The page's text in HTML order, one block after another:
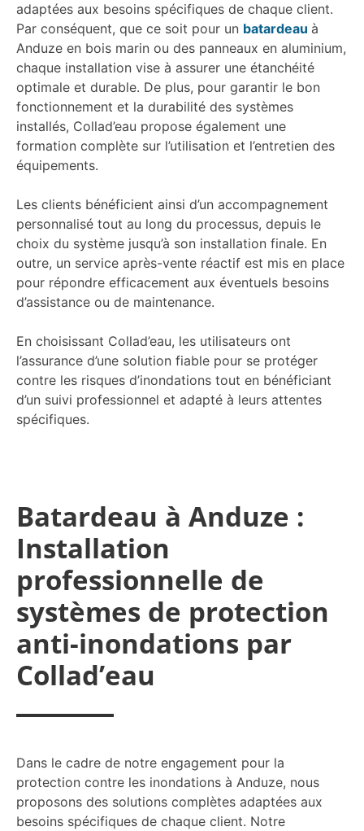
adaptées aux besoins spécifiques de chaque client.
Par conséquent, que ce soit pour un batardeau à
Anduze en bois marin ou des panneaux en aluminium,
chaque installation vise à assurer une étanchéité
optimale et durable. De plus, pour garantir le bon
fonctionnement et la durabilité des systèmes
installés, Collad’eau propose également une
formation complète sur l’utilisation et l’entretien des
équipements.
Les clients bénéficient ainsi d’un accompagnement
personnalisé tout au long du processus, depuis le
choix du système jusqu’à son installation finale. En
outre, un service après-vente réactif est mis en place
pour répondre efficacement aux éventuels besoins
d’assistance ou de maintenance.
En choisissant Collad’eau, les utilisateurs ont
l’assurance d’une solution fiable pour se protéger
contre les risques d’inondations tout en bénéficiant
d’un suivi professionnel et adapté à leurs attentes
spécifiques.
Batardeau à Anduze :
Installation
professionnelle de
systèmes de protection
anti-inondations par
Collad’eau
Dans le cadre de notre engagement pour la
protection contre les inondations à Anduze, nous
proposons des solutions complètes adaptées aux
besoins spécifiques de chaque client. Notre